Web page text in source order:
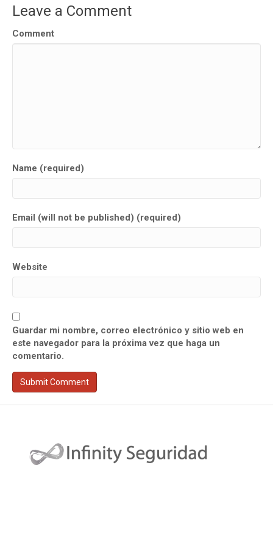
Leave a Comment
Comment
Name (required)
Email (will not be published) (required)
Website
Guardar mi nombre, correo electrónico y sitio web en
este navegador para la próxima vez que haga un
comentario.